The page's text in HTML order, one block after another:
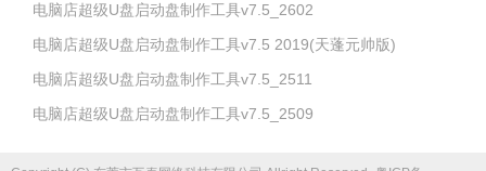
电脑店超级U盘启动盘制作工具v7.5_2602
电脑店超级U盘启动盘制作工具v7.5 2019(天蓬元帅版)
电脑店超级U盘启动盘制作工具v7.5_2511
电脑店超级U盘启动盘制作工具v7.5_2509